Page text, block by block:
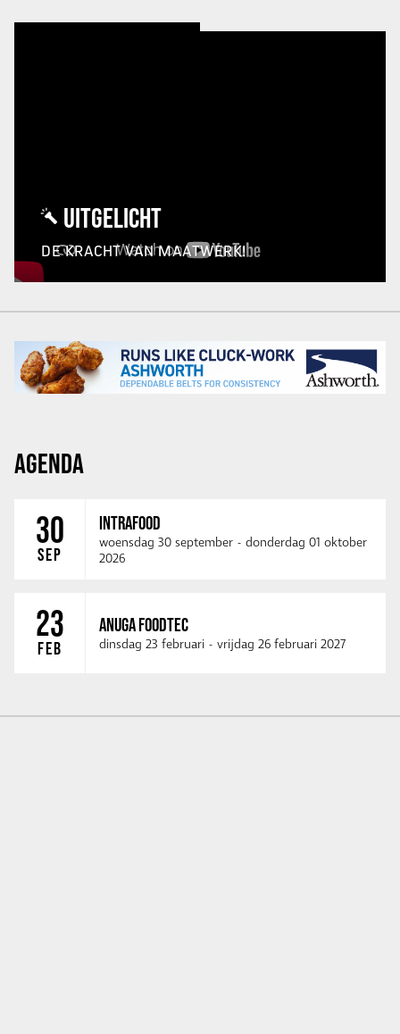
UITGELICHT
DE KRACHT VAN MAATWERK!
AGENDA
30
SEP
INTRAFOOD
woensdag 30 september - donderdag 01 oktober
2026
23
FEB
ANUGA FOODTEC
dinsdag 23 februari - vrijdag 26 februari 2027